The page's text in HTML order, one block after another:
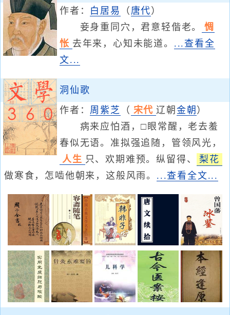
作者： 白居易 （ 唐代 ）
妾身重同穴，君意轻偕老。
惆
怅 去年来，心知未能道。 ...查看全
文...
洞仙歌
作者： 周紫芝 （ 宋代 辽朝 金朝 ）
病来应怕酒，□眼常醒，老去羞
春似无语。准拟强追随，管领风光，
人生 只、欢期难预。纵留得、
梨花
做寒食，怎啮他朝来，这般风雨。 ...查看全文...